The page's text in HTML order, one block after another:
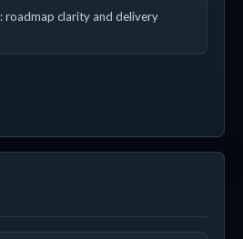
: roadmap clarity and delivery